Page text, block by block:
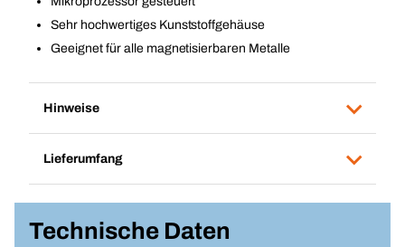
Sehr hochwertiges Kunststoffgehäuse
Geeignet für alle magnetisierbaren Metalle
Hinweise
Lieferumfang
Technische Daten